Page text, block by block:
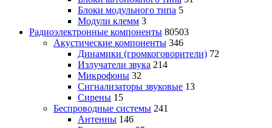
Блоки модульного типа 5
Модули клемм 3
Радиоэлектронные компоненты 80503
Акустические компоненты 346
Динамики (громкоговорители) 72
Излучатели звука 214
Микрофоны 32
Сигнализаторы звуковые 13
Сирены 15
Беспроводные системы 241
Антенны 146